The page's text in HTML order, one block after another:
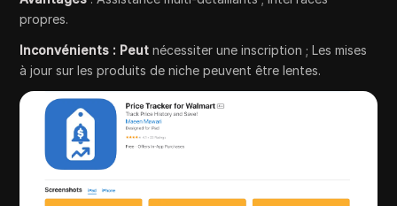
propres.
Inconvénients : Peut nécessiter une inscription ; Les mises
à jour sur les produits de niche peuvent être lentes.